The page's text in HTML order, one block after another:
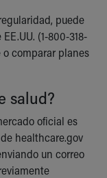
puede
(1-800-318-
comparar planes
salud?
oficial es
healthcare.gov
un correo